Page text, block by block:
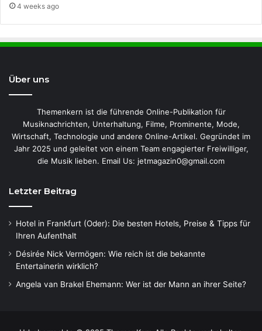
4 weeks ago
Über uns
Themenkern ist die führende Online-Publikation für
Musiknachrichten, Unterhaltung, Filme, Prominente, Mode,
Wirtschaft, Technologie und andere Online-Artikel. Gegründet im
Jahr 2025 und geleitet von einem Team engagierter Freiwilliger,
die Musik lieben. Email Us: jetmagazin0@gmail.com
Letzter Beitrag
Hotel in Frankfurt (Oder): Die besten Hotels, Preise & Tipps für
Ihren Aufenthalt
Désirée Nick Vermögen: Wie reich ist die bekannte
Entertainerin wirklich?
Angela van Brakel Ehemann: Wer ist der Mann an ihrer Seite?